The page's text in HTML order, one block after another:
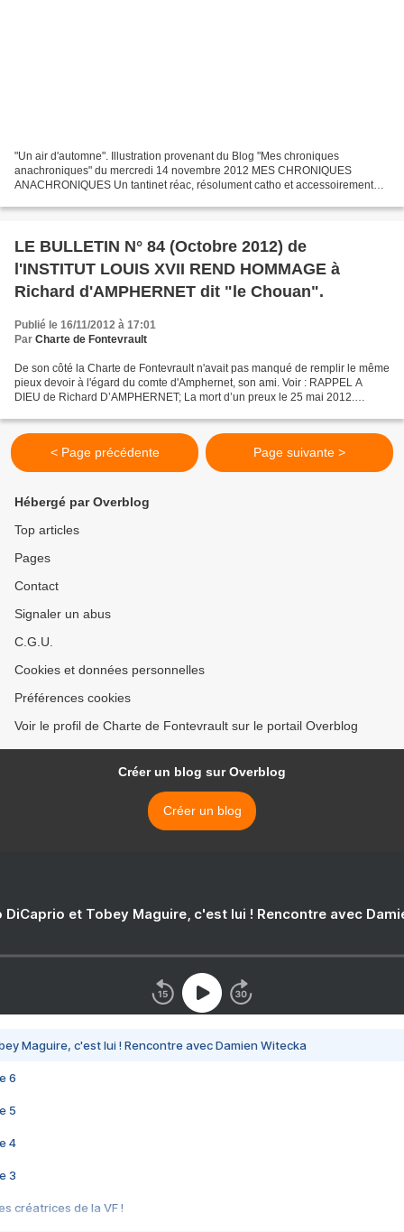
"Un air d'automne". Illustration provenant du Blog "Mes chroniques
anachroniques" du mercredi 14 novembre 2012 MES CHRONIQUES
ANACHRONIQUES Un tantinet réac, résolument catho et accessoirement
LE BULLETIN N° 84 (Octobre 2012) de
l'INSTITUT LOUIS XVII REND HOMMAGE à
Richard d'AMPHERNET dit "le Chouan".
Publié le 16/11/2012 à 17:01
Par Charte de Fontevrault
De son côté la Charte de Fontevrault n'avait pas manqué de remplir le même
pieux devoir à l'égard du comte d'Amphernet, son ami. Voir : RAPPEL A
DIEU de Richard D’AMPHERNET; La mort d’un preux le 25 mai 2012.
< Page précédente Page suivante >
Hébergé par Overblog
Top articles
Pages
Contact
Signaler un abus
C.G.U.
Cookies et données personnelles
Préférences cookies
Voir le profil de Charte de Fontevrault sur le portail Overblog
Créer un blog sur Overblog
Créer un blog
DiCaprio et Tobey Maguire, c'est lui ! Rencontre avec
Maguire, c'est lui ! Rencontre avec Damien Witecka
6
5
4
3
créatrices de la VF !